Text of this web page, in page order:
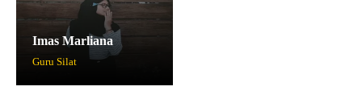
Imas Marliana
Guru Silat